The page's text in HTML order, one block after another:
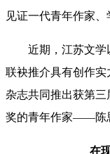
见证一代青年作家、
近期，江苏文学
联袂推介具有创作实
杂志共同推出获第三
奖的青年作家——陈
在